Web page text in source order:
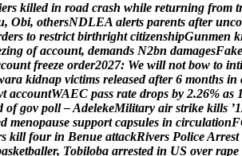
ers killed in road crash while returning from t
, Obi, othersNDLEA alerts parents after unco
ders to restrict birthright citizenshipGunmen k
zing of account, demands N2bn damagesFake
count freeze order2027: We will not bow to inti
ara kidnap victims released after 6 months in
t accountWAEC pass rate drops by 2.26% as 1
of gov poll –AdelekeMilitary air strike kills ’1
d menopause support capsules in circulationF
s kill four in Benue attackRivers PoliceArrest
asketballer, Tobiloba arrested in US over rape